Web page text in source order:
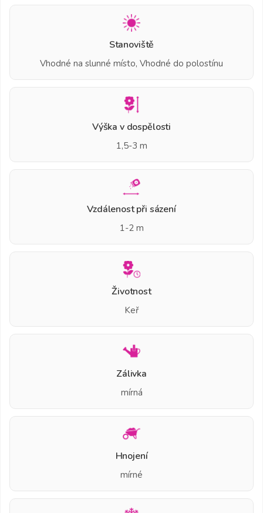
Stanoviště
Vhodné na slunné místo, Vhodné do polostínu
Výška v dospělosti
1,5-3 m
Vzdálenost při sázení
1-2 m
Životnost
Keř
Zálivka
mírná
Hnojení
mírné